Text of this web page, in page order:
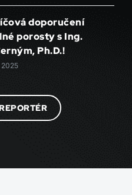
doporučení
porosty s Ing.
Ph.D.!
2025